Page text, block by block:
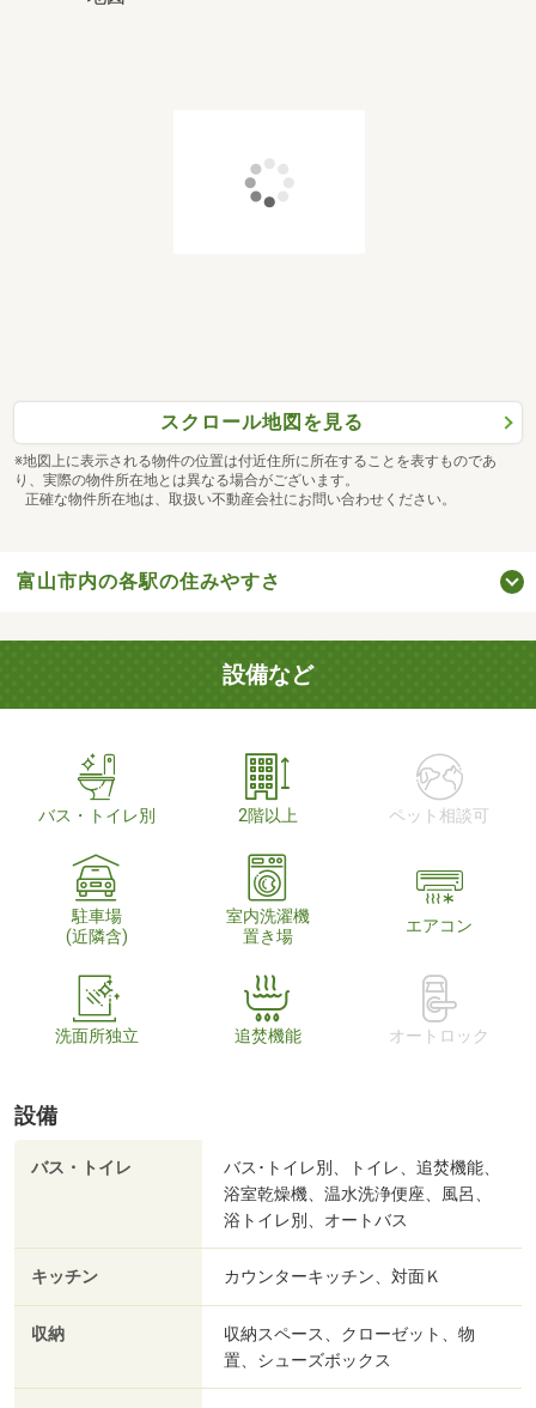
スクロール地図を見る
※地図上に表示される物件の位置は付近住所に所在することを表すものであ
り、実際の物件所在地とは異なる場合がございます。
正確な物件所在地は、取扱い不動産会社にお問い合わせください。
富山市内の各駅の住みやすさ
設備など
バス・トイレ別 2階以上 ペット相談可
駐車場
(近隣含)
室内洗濯機
置き場
エアコン
洗面所独立 追焚機能 オートロック
設備
バス・トイレ
バス･トイレ別、トイレ、追焚機能、
浴室乾燥機、温水洗浄便座、風呂、
浴トイレ別、オートバス
キッチン カウンターキッチン、対面Ｋ
収納
収納スペース、クローゼット、物
置、シューズボックス